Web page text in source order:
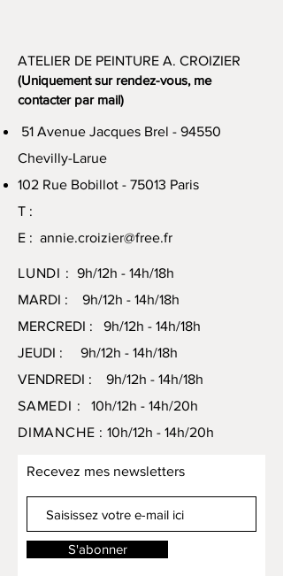
ATELIER DE PEINTURE A. CROIZIER
(Uniquement sur rendez-vous, me
contacter par mail)
51 Avenue Jacques Brel - 94550
Chevilly-Larue
102 Rue Bobillot - 75013 Paris
T :
E : annie.croizier@free.fr
LUNDI : 9h/12h - 14h/18h
MARDI : 9h/12h - 14h/18h
MERCREDI : 9h/12h - 14h/18h
JEUDI : 9h/12h - 14h/18h
VENDREDI : 9h/12h - 14h/18h
SAMEDI : 10h/12h - 14h/20h
DIMANCHE : 10h/12h - 14h/20h
Recevez mes newsletters
S'abonner